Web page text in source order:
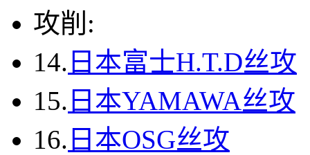
攻削:
14. 日本富士H.T.D丝攻
15. 日本YAMAWA丝攻
16. 日本OSG丝攻